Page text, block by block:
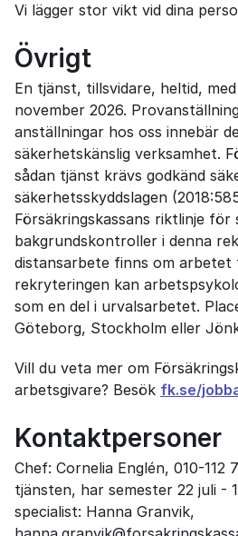
Vi lägger stor vikt vid dina
Övrigt
En tjänst, tillsvidare, heltid,
november 2026.
anställningar hos oss innebär
säkerhetskänslig verksamhet.
sådan tjänst krävs godkänd
säkerhetsskyddslagen
Försäkringskassans riktlinje
bakgrundskontroller i denna
distansarbete finns om arbetet
rekryteringen kan
som en del i urvalsarbetet.
Göteborg, Stockholm eller
Vill du veta mer om
arbetsgivare? Besök fk.se/
Kontaktpersoner
Chef: Cornelia Englén, 010-
tjänsten, har semester 22 juli -
specialist: Hanna Granvik,